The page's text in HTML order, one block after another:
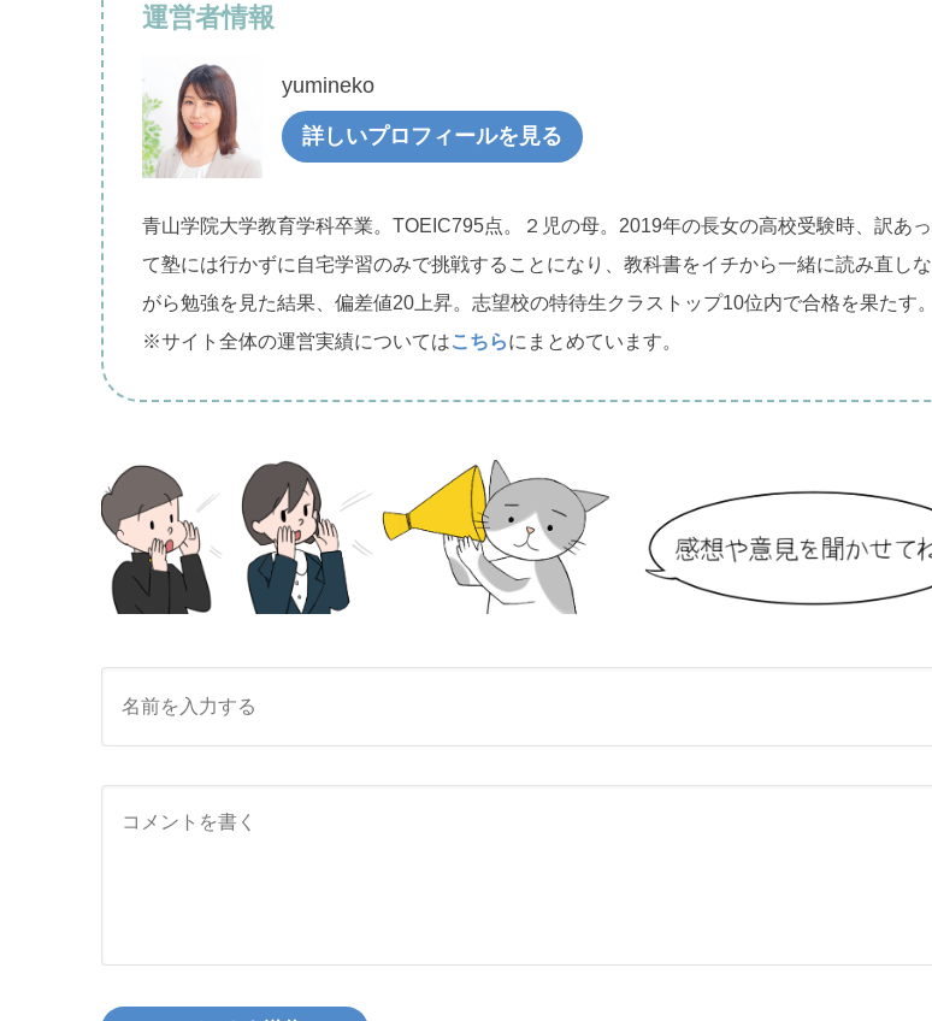
運営者情報
yumineko
詳しいプロフィールを見る
青山学院大学教育学科卒業。TOEIC795点。２児の母。2019年の長女の高校受験時、訳あっ
て塾には行かずに自宅学習のみで挑戦することになり、教科書をイチから一緒に読み直しな
がら勉強を見た結果、偏差値20上昇。志望校の特待生クラストップ10位内で合格を果たす。
※サイト全体の運営実績についてはこちらにまとめています。